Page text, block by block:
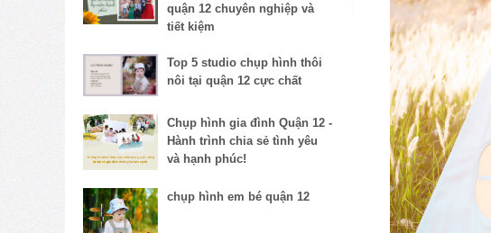
quận 12 chuyên nghiệp và
tiết kiệm
Top 5 studio chụp hình thôi
nôi tại quận 12 cực chất
Chụp hình gia đình Quận 12 -
Hành trình chia sẻ tình yêu
và hạnh phúc!
chụp hình em bé quận 12